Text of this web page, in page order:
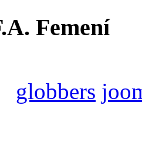
Femení
globbers